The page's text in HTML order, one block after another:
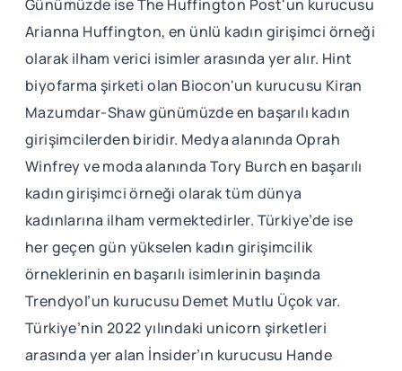
Günümüzde ise The Huffington Post'un kurucusu
Arianna Huffington, en ünlü kadın girişimci örneği
olarak ilham verici isimler arasında yer alır. Hint
biyofarma şirketi olan Biocon'un kurucusu Kiran
Mazumdar-Shaw günümüzde en başarılı kadın
girişimcilerden biridir. Medya alanında Oprah
Winfrey ve moda alanında Tory Burch en başarılı
kadın girişimci örneği olarak tüm dünya
kadınlarına ilham vermektedirler. Türkiye’de ise
her geçen gün yükselen kadın girişimcilik
örneklerinin en başarılı isimlerinin başında
Trendyol’un kurucusu Demet Mutlu Üçok var.
Türkiye’nin 2022 yılındaki unicorn şirketleri
arasında yer alan İnsider’ın kurucusu Hande